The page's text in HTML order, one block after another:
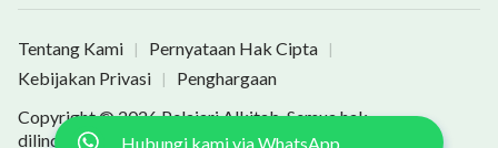
Tentang Kami | Pernyataan Hak Cipta |
Kebijakan Privasi |
Penghargaan
Copyright © 2026Pelajari Alkitab. Semua hak
dilindungi undang-undang.Hubungi kami via WhatsApp